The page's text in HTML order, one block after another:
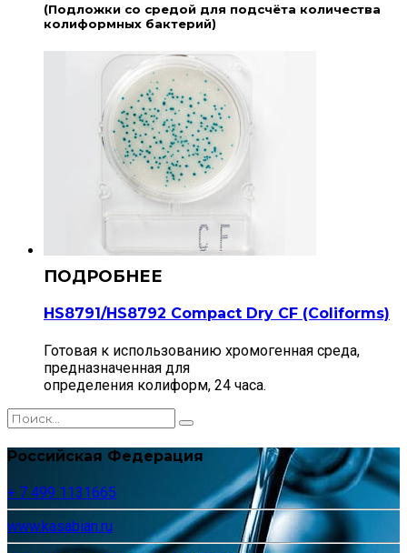
(Подложки со средой для подсчёта количества
колиформных бактерий)
HS8791/HS8792 Compact Dry CF (Сoliforms)
Готовая к использованию хромогенная среда,
предназначенная для
определения колиформ, 24 часа.
Российская Федерация
+ 7 499 1131665
www.kasabian.ru